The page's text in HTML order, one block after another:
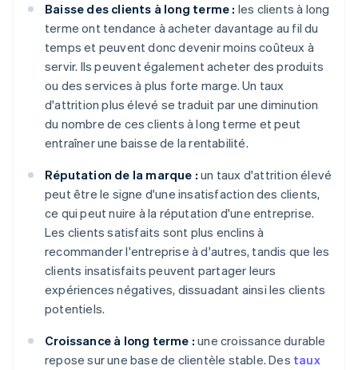
Baisse des clients à long terme : les clients à long
terme ont tendance à acheter davantage au fil du
temps et peuvent donc devenir moins coûteux à
servir. Ils peuvent également acheter des produits
ou des services à plus forte marge. Un taux
d'attrition plus élevé se traduit par une diminution
du nombre de ces clients à long terme et peut
entraîner une baisse de la rentabilité.
Réputation de la marque : un taux d'attrition élevé
peut être le signe d'une insatisfaction des clients,
ce qui peut nuire à la réputation d'une entreprise.
Les clients satisfaits sont plus enclins à
recommander l'entreprise à d'autres, tandis que les
clients insatisfaits peuvent partager leurs
expériences négatives, dissuadant ainsi les clients
potentiels.
Croissance à long terme : une croissance durable
repose sur une base de clientèle stable. Des taux